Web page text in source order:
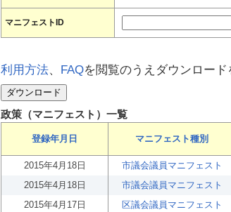
マニフェストID
利用方法、 FAQを閲覧のうえダウンロード
政策（マニフェスト）一覧
登録年月日 マニフェスト種別
2015年4月18日
市議会議員マニフェスト
2015年4月18日
市議会議員マニフェスト
2015年4月17日
区議会議員マニフェスト